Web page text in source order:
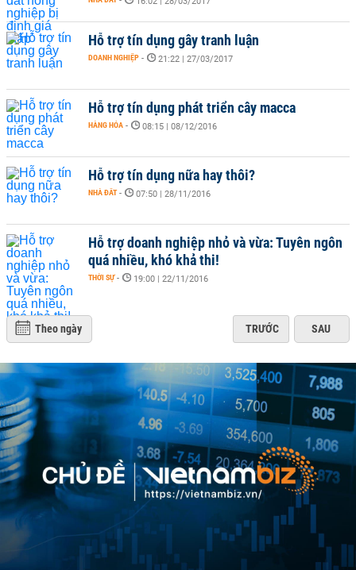
Hỗ trợ tín dụng gây tranh luận
DOANH NGHIỆP - 21:22 | 27/03/2017
Hỗ trợ tín dụng phát triển cây macca
HÀNG HÓA - 08:15 | 08/12/2016
Hỗ trợ tín dụng nữa hay thôi?
NHÀ ĐẤT - 07:50 | 28/11/2016
Hỗ trợ doanh nghiệp nhỏ và vừa: Tuyên ngôn
quá nhiều, khó khả thi!
THỜI SỰ - 19:00 | 22/11/2016
Theo ngày TRƯỚC SAU